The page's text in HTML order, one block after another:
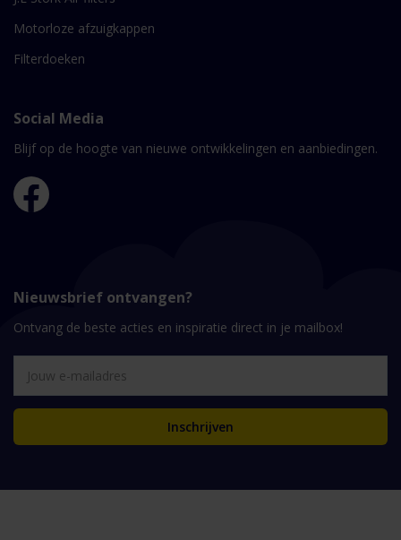
Motorloze afzuigkappen
Filterdoeken
Social Media
Blijf op de hoogte van nieuwe ontwikkelingen en aanbiedingen.
Nieuwsbrief ontvangen?
Ontvang de beste acties en inspiratie direct in je mailbox!
Inschrijven